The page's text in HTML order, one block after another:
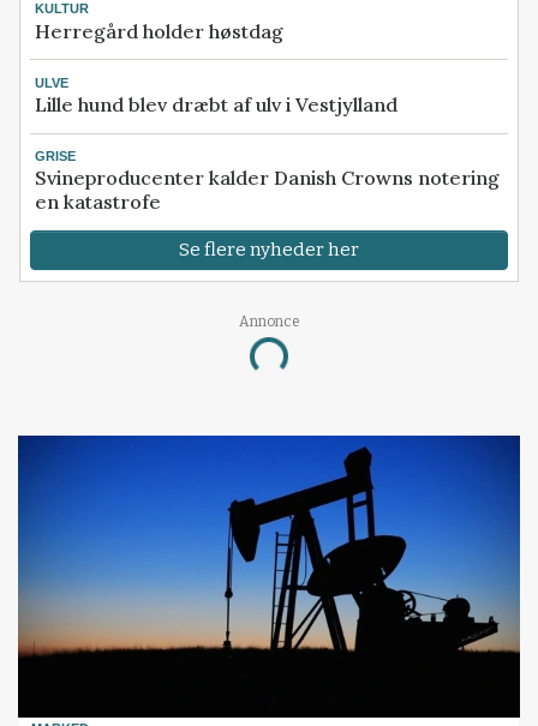
KULTUR
Herregård holder høstdag
ULVE
Lille hund blev dræbt af ulv i Vestjylland
GRISE
Svineproducenter kalder Danish Crowns notering
en katastrofe
Se flere nyheder her
Annonce
Loading...